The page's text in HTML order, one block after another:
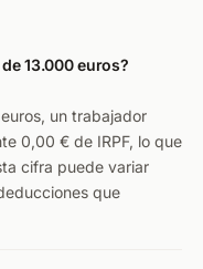
13.000 euros?
un trabajador
0,00 € de IRPF, lo que
cifra puede variar
que